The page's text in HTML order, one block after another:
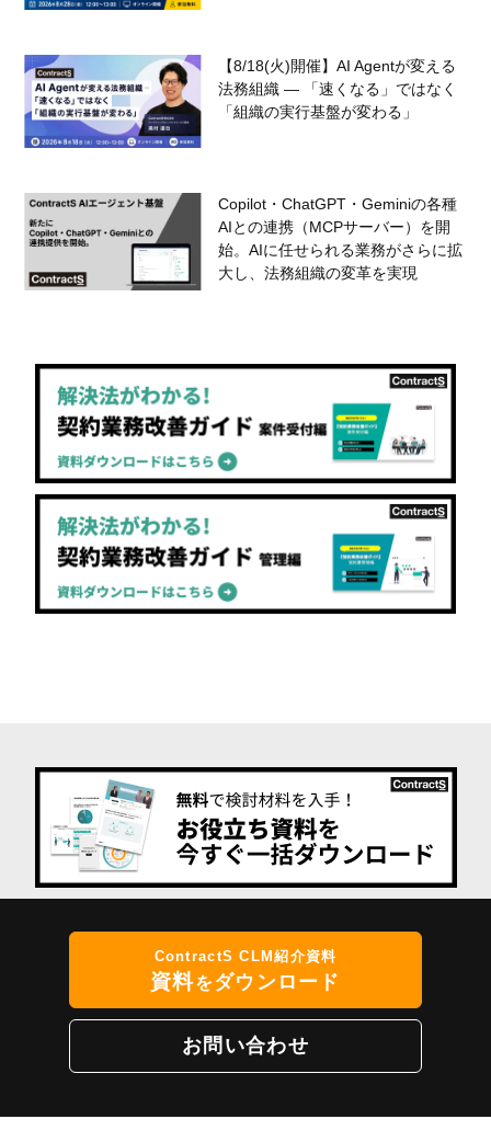
【8/18(火)開催】AI Agentが変える
法務組織 — 「速くなる」ではなく
「組織の実行基盤が変わる」
Copilot・ChatGPT・Geminiの各種
AIとの連携（MCPサーバー）を開
始。AIに任せられる業務がさらに拡
大し、法務組織の変革を実現
ContractS CLM紹介資料
資料をダウンロード
お問い合わせ